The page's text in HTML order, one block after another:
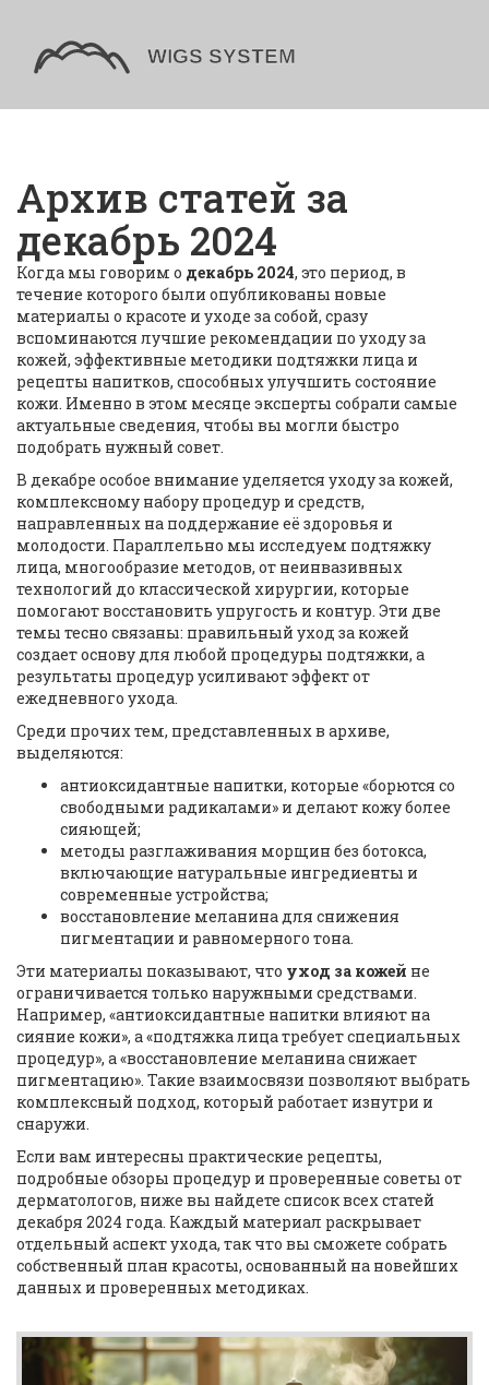
Архив статей за
декабрь 2024
Когда мы говорим о декабрь 2024, это период, в
течение которого были опубликованы новые
материалы о красоте и уходе за собой, сразу
вспоминаются лучшие рекомендации по уходу за
кожей, эффективные методики подтяжки лица и
рецепты напитков, способных улучшить состояние
кожи. Именно в этом месяце эксперты собрали самые
актуальные сведения, чтобы вы могли быстро
подобрать нужный совет.
В декабре особое внимание уделяется уходу за кожей,
комплексному набору процедур и средств,
направленных на поддержание её здоровья и
молодости. Параллельно мы исследуем подтяжку
лица, многообразие методов, от неинвазивных
технологий до классической хирургии, которые
помогают восстановить упругость и контур. Эти две
темы тесно связаны: правильный уход за кожей
создает основу для любой процедуры подтяжки, а
результаты процедур усиливают эффект от
ежедневного ухода.
Среди прочих тем, представленных в архиве,
выделяются:
антиоксидантные напитки, которые «борются со
свободными радикалами» и делают кожу более
сияющей;
методы разглаживания морщин без ботокса,
включающие натуральные ингредиенты и
современные устройства;
восстановление меланина для снижения
пигментации и равномерного тона.
Эти материалы показывают, что уход за кожей не
ограничивается только наружными средствами.
Например, «антиоксидантные напитки влияют на
сияние кожи», а «подтяжка лица требует специальных
процедур», а «восстановление меланина снижает
пигментацию». Такие взаимосвязи позволяют выбрать
комплексный подход, который работает изнутри и
снаружи.
Если вам интересны практические рецепты,
подробные обзоры процедур и проверенные советы от
дерматологов, ниже вы найдете список всех статей
декабря 2024 года. Каждый материал раскрывает
отдельный аспект ухода, так что вы сможете собрать
собственный план красоты, основанный на новейших
данных и проверенных методиках.